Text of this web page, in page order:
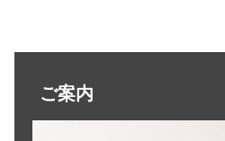
ご案内